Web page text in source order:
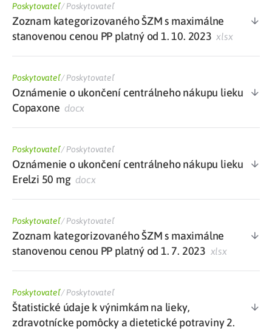
Poskytovateľ/Poskytovateľ
Zoznam kategorizovaného ŠZM s maximálne
stanovenou cenou PP platný od 1. 10. 2023 xlsx
Poskytovateľ/Poskytovateľ
Oznámenie o ukončení centrálneho nákupu lieku
Copaxone docx
Poskytovateľ/Poskytovateľ
Oznámenie o ukončení centrálneho nákupu lieku
Erelzi 50 mgdocx
Poskytovateľ/Poskytovateľ
Zoznam kategorizovaného ŠZM s maximálne
stanovenou cenou PP platný od 1. 7. 2023 xlsx
Poskytovateľ/Poskytovateľ
Štatistické údaje k výnimkám na lieky,
zdravotnícke pomôcky a dietetické potraviny 2.